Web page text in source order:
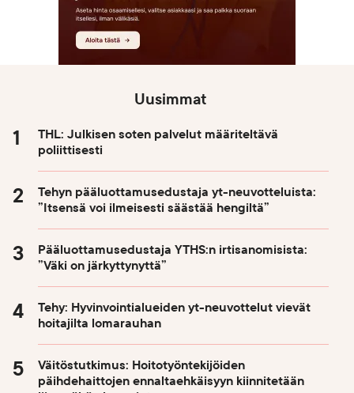
Uusimmat
THL: Julkisen soten palvelut määriteltävä
poliittisesti
Tehyn pääluottamusedustaja yt-neuvotteluista:
”Itsensä voi ilmeisesti säästää hengiltä”
Pääluottamusedustaja YTHS:n irtisanomisista:
”Väki on järkyttynyttä”
Tehy: Hyvinvointialueiden yt-neuvottelut vievät
hoitajilta lomarauhan
Väitöstutkimus: Hoitotyöntekijöiden
päihdehaittojen ennaltaehkäisyyn kiinnitetään